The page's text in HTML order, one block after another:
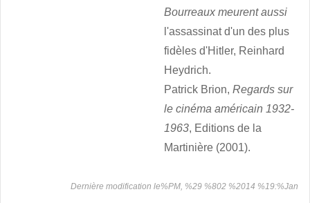
Bourreaux meurent aussi
l'assassinat d'un des plus
fidèles d'Hitler, Reinhard
Heydrich.
Patrick Brion, Regards sur
le cinéma américain 1932-
1963, Editions de la
Martinière (2001).
Dernière modification le%PM, %29 %802 %2014 %19:%Jan